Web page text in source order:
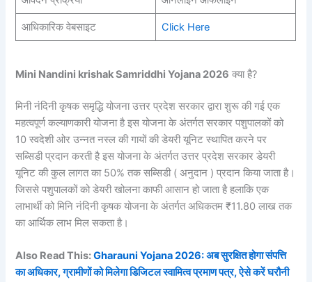
आधिकारिक वेबसाइट Click Here
Mini Nandini krishak Samriddhi Yojana 2026 क्या है?
मिनी नंदिनी कृषक समृद्धि योजना उत्तर प्रदेश सरकार द्वारा शुरू की गई एक
महत्वपूर्ण कल्याणकारी योजना है इस योजना के अंतर्गत सरकार पशुपालकों को
10 स्वदेशी ओर उन्नत नस्ल की गायों की डेयरी यूनिट स्थापित करने पर
सब्सिडी प्रदान करती है इस योजना के अंतर्गत उत्तर प्रदेश सरकार डेयरी
यूनिट की कुल लागत का 50% तक सब्सिडी ( अनुदान ) प्रदान किया जाता है।
जिससे पशुपालकों को डेयरी खोलना काफी आसान हो जाता है हलाकि एक
लाभार्थी को मिनि नंदिनी कृषक योजना के अंतर्गत अधिकतम ₹11.80 लाख तक
का आर्थिक लाभ मिल सकता है।
Also Read This:Gharauni Yojana 2026: अब सुरक्षित होगा संपत्ति
का अधिकार, ग्रामीणों को मिलेगा डिजिटल स्वामित्व प्रमाण पत्र, ऐसे करें घरौनी